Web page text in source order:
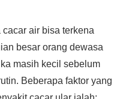
air bisa terkena
besar orang dewasa
masih kecil sebelum
Beberapa faktor yang